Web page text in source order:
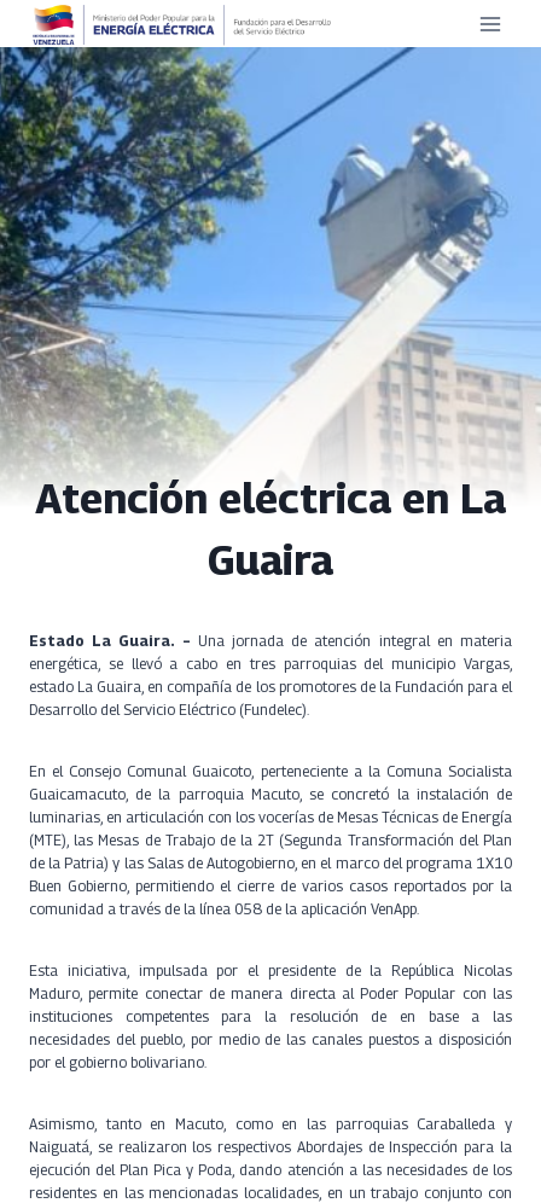
Saltar
contenido
Atención eléctrica en La
Guaira
Estado La Guaira. – Una jornada de atención integral en materia
energética, se llevó a cabo en tres parroquias del municipio Vargas,
estado La Guaira, en compañía de los promotores de la Fundación para el
Desarrollo del Servicio Eléctrico (Fundelec).
En el Consejo Comunal Guaicoto, perteneciente a la Comuna Socialista
Guaicamacuto, de la parroquia Macuto, se concretó la instalación de
luminarias, en articulación con los vocerías de Mesas Técnicas de Energía
(MTE), las Mesas de Trabajo de la 2T (Segunda Transformación del Plan
de la Patria) y las Salas de Autogobierno, en el marco del programa 1X10
Buen Gobierno, permitiendo el cierre de varios casos reportados por la
comunidad a través de la línea 058 de la aplicación VenApp.
Esta iniciativa, impulsada por el presidente de la República Nicolas
Maduro, permite conectar de manera directa al Poder Popular con las
instituciones competentes para la resolución de en base a las
necesidades del pueblo, por medio de las canales puestos a disposición
por el gobierno bolivariano.
Asimismo, tanto en Macuto, como en las parroquias Caraballeda y
Naiguatá, se realizaron los respectivos Abordajes de Inspección para la
ejecución del Plan Pica y Poda, dando atención a las necesidades de los
residentes en las mencionadas localidades, en un trabajo conjunto con